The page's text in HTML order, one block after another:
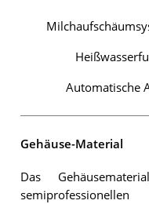
Automatische
Gehäuse-Material
Das